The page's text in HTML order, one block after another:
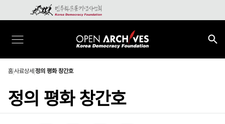
홈사료상세 정의 평화 창간호
정의 평화 창간호